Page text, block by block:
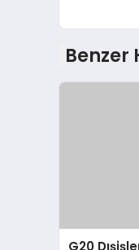
Benzer